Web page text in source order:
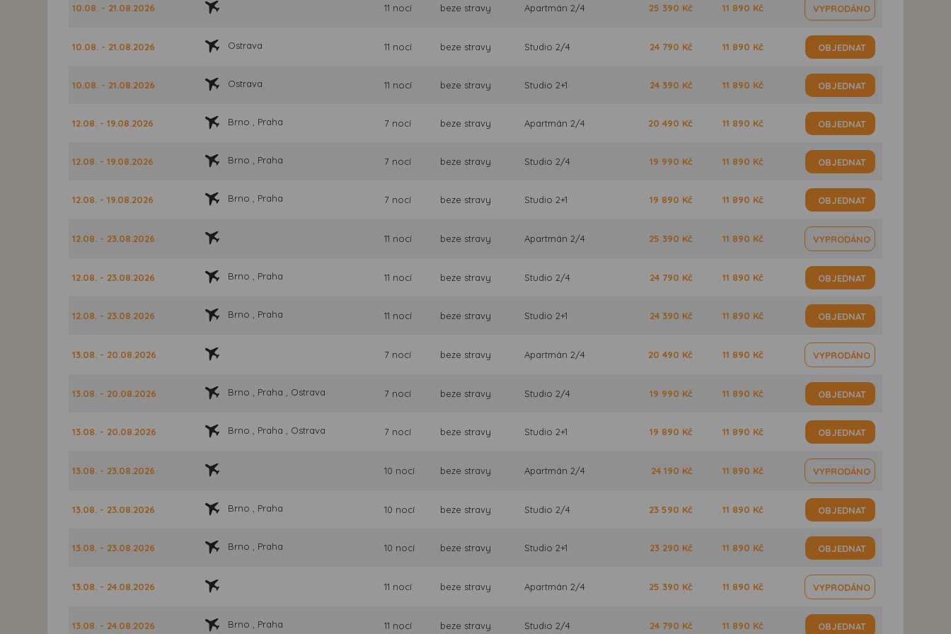
10.08. - 21.08.2026 11 nocí beze stravy Apartmán 2/4 25 390 Kč 11 890 Kč VYPRODÁNO
10.08. - 21.08.2026 Ostrava 11 nocí beze stravy Studio 2/4 24 790 Kč 11 890 Kč OBJEDNAT
10.08. - 21.08.2026 Ostrava 11 nocí beze stravy Studio 2+1 24 390 Kč 11 890 Kč OBJEDNAT
12.08. - 19.08.2026 Brno , Praha 7 nocí beze stravy Apartmán 2/4 20 490 Kč 11 890 Kč OBJEDNAT
12.08. - 19.08.2026 Brno , Praha 7 nocí beze stravy Studio 2/4 19 990 Kč 11 890 Kč OBJEDNAT
12.08. - 19.08.2026 Brno , Praha 7 nocí beze stravy Studio 2+1 19 890 Kč 11 890 Kč OBJEDNAT
12.08. - 23.08.2026 11 nocí beze stravy Apartmán 2/4 25 390 Kč 11 890 Kč VYPRODÁNO
12.08. - 23.08.2026 Brno , Praha 11 nocí beze stravy Studio 2/4 24 790 Kč 11 890 Kč OBJEDNAT
12.08. - 23.08.2026 Brno , Praha 11 nocí beze stravy Studio 2+1 24 390 Kč 11 890 Kč OBJEDNAT
13.08. - 20.08.2026 7 nocí beze stravy Apartmán 2/4 20 490 Kč 11 890 Kč VYPRODÁNO
13.08. - 20.08.2026 Brno , Praha , Ostrava 7 nocí beze stravy Studio 2/4 19 990 Kč 11 890 Kč OBJEDNAT
13.08. - 20.08.2026 Brno , Praha , Ostrava 7 nocí beze stravy Studio 2+1 19 890 Kč 11 890 Kč OBJEDNAT
13.08. - 23.08.2026 10 nocí beze stravy Apartmán 2/4 24 190 Kč 11 890 Kč VYPRODÁNO
13.08. - 23.08.2026 Brno , Praha 10 nocí beze stravy Studio 2/4 23 590 Kč 11 890 Kč OBJEDNAT
13.08. - 23.08.2026 Brno , Praha 10 nocí beze stravy Studio 2+1 23 290 Kč 11 890 Kč OBJEDNAT
13.08. - 24.08.2026 11 nocí beze stravy Apartmán 2/4 25 390 Kč 11 890 Kč VYPRODÁNO
13.08. - 24.08.2026 Brno , Praha 11 nocí beze stravy Studio 2/4 24 790 Kč 11 890 Kč OBJEDNAT